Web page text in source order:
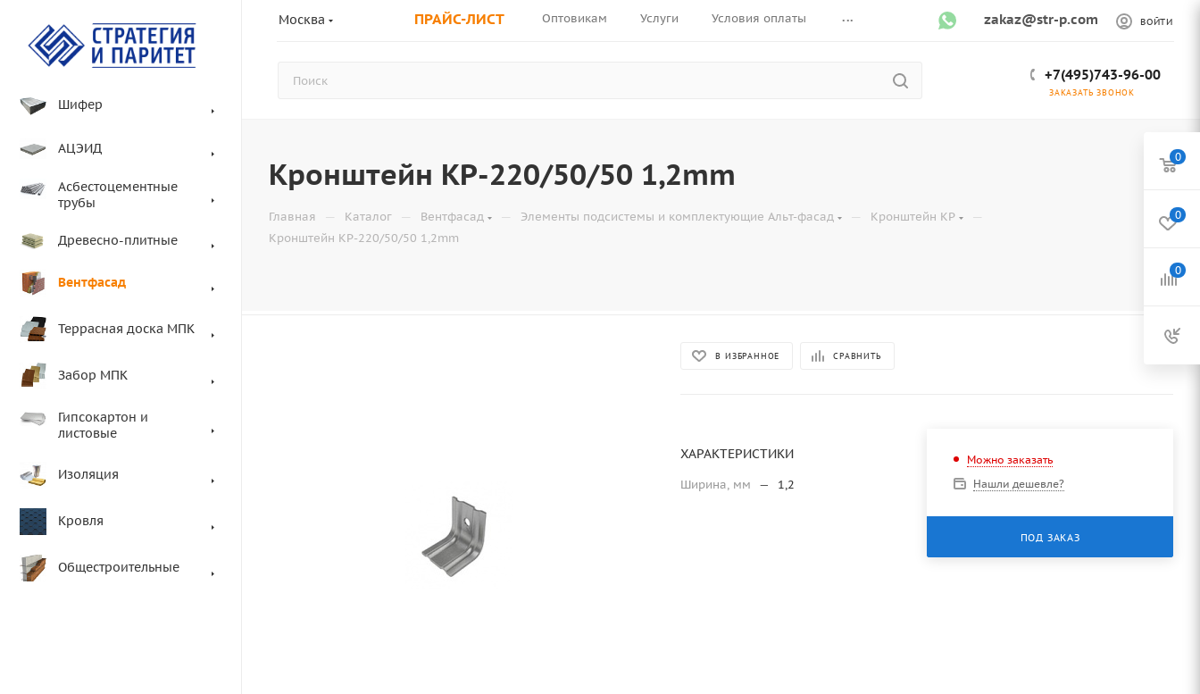
Москва ПРАЙС-ЛИСТ Оптовикам Услуги Условия оплаты ... zakaz@str-p.com ВОЙТИ
+7(495)743-96-00
ЗАКАЗАТЬ ЗВОНОК
Шифер
АЦЭИД
Асбестоцементные
трубы
Древесно-плитные
Вентфасад
Террасная доска МПК
Забор МПК
Гипсокартон и
листовые
Изоляция
Кровля
Общестроительные
Кронштейн КР-220/50/50 1,2mm
Главная — Каталог — Вентфасад — Элементы подсистемы и комплектующие Альт-фасад — Кронштейн КР —
Кронштейн КР-220/50/50 1,2mm
В ИЗБРАННОЕ СРАВНИТЬ
ХАРАКТЕРИСТИКИ
Ширина, мм — 1,2
Можно заказать
Нашли дешевле?
ПОД ЗАКАЗ
0
0
0